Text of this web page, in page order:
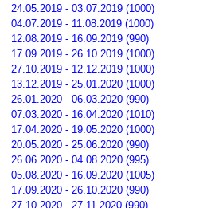
24.05.2019 - 03.07.2019 (1000)
04.07.2019 - 11.08.2019 (1000)
12.08.2019 - 16.09.2019 (990)
17.09.2019 - 26.10.2019 (1000)
27.10.2019 - 12.12.2019 (1000)
13.12.2019 - 25.01.2020 (1000)
26.01.2020 - 06.03.2020 (990)
07.03.2020 - 16.04.2020 (1010)
17.04.2020 - 19.05.2020 (1000)
20.05.2020 - 25.06.2020 (990)
26.06.2020 - 04.08.2020 (995)
05.08.2020 - 16.09.2020 (1005)
17.09.2020 - 26.10.2020 (990)
27.10.2020 - 27.11.2020 (990)